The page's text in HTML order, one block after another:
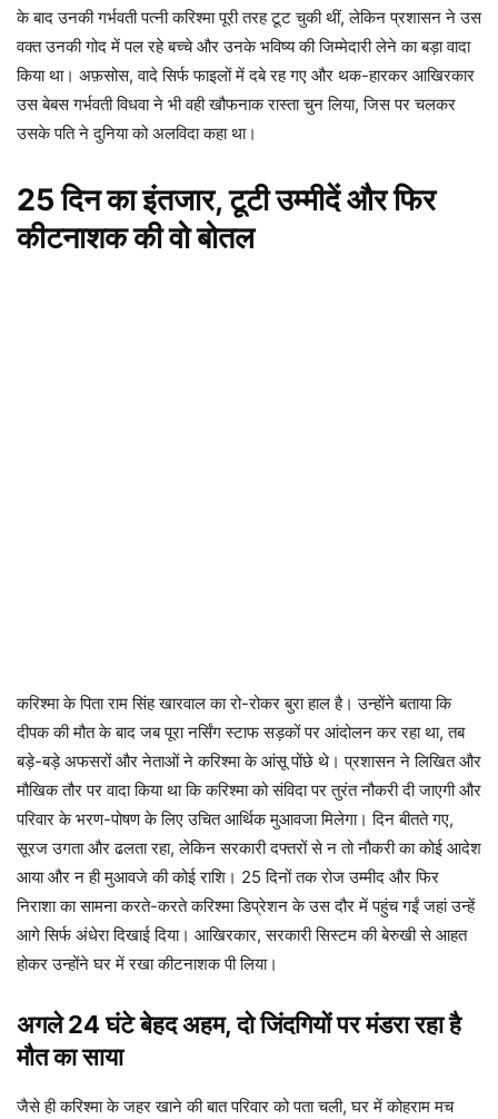
के बाद उनकी गर्भवती पत्नी करिश्मा पूरी तरह टूट चुकी थीं, लेकिन प्रशासन ने उस
वक्त उनकी गोद में पल रहे बच्चे और उनके भविष्य की जिम्मेदारी लेने का बड़ा वादा
किया था। अफ़सोस, वादे सिर्फ फाइलों में दबे रह गए और थक-हारकर आखिरकार
उस बेबस गर्भवती विधवा ने भी वही खौफनाक रास्ता चुन लिया, जिस पर चलकर
उसके पति ने दुनिया को अलविदा कहा था।
25 दिन का इंतजार, टूटी उम्मीदें और फिर
कीटनाशक की वो बोतल
करिश्मा के पिता राम सिंह खारवाल का रो-रोकर बुरा हाल है। उन्होंने बताया कि
दीपक की मौत के बाद जब पूरा नर्सिंग स्टाफ सड़कों पर आंदोलन कर रहा था, तब
बड़े-बड़े अफसरों और नेताओं ने करिश्मा के आंसू पोंछे थे। प्रशासन ने लिखित और
मौखिक तौर पर वादा किया था कि करिश्मा को संविदा पर तुरंत नौकरी दी जाएगी और
परिवार के भरण-पोषण के लिए उचित आर्थिक मुआवजा मिलेगा। दिन बीतते गए,
सूरज उगता और ढलता रहा, लेकिन सरकारी दफ्तरों से न तो नौकरी का कोई आदेश
आया और न ही मुआवजे की कोई राशि। 25 दिनों तक रोज उम्मीद और फिर
निराशा का सामना करते-करते करिश्मा डिप्रेशन के उस दौर में पहुंच गईं जहां उन्हें
आगे सिर्फ अंधेरा दिखाई दिया। आखिरकार, सरकारी सिस्टम की बेरुखी से आहत
होकर उन्होंने घर में रखा कीटनाशक पी लिया।
अगले 24 घंटे बेहद अहम, दो जिंदगियों पर मंडरा रहा है
मौत का साया
जैसे ही करिश्मा के जहर खाने की बात परिवार को पता चली, घर में कोहराम मच